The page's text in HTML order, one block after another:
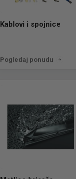
Kablovi i spojnice
Pogledaj ponudu